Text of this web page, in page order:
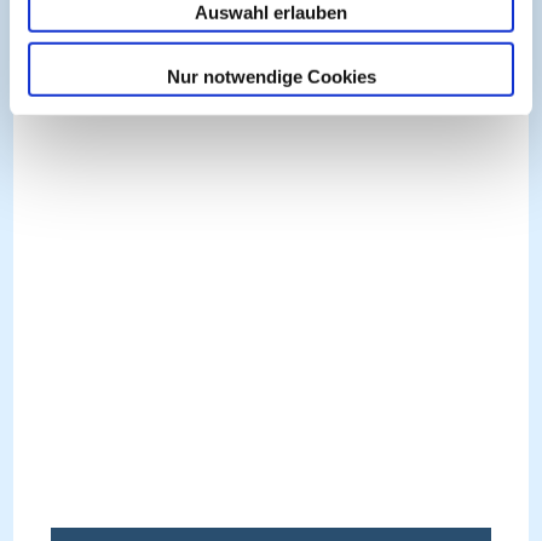
Auswahl erlauben
Nur notwendige Cookies